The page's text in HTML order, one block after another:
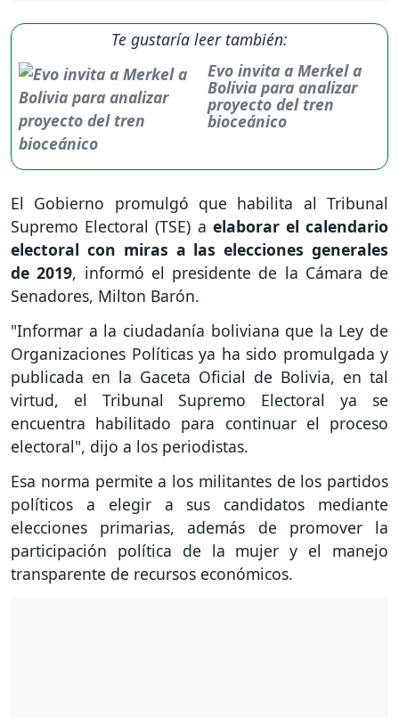
Te gustaría leer también:
Evo invita a Merkel a
Bolivia para analizar
proyecto del tren
bioceánico
El Gobierno promulgó que habilita al Tribunal
Supremo Electoral (TSE) a elaborar el calendario
electoral con miras a las elecciones generales
de 2019, informó el presidente de la Cámara de
Senadores, Milton Barón.
"Informar a la ciudadanía boliviana que la Ley de
Organizaciones Políticas ya ha sido promulgada y
publicada en la Gaceta Oficial de Bolivia, en tal
virtud, el Tribunal Supremo Electoral ya se
encuentra habilitado para continuar el proceso
electoral", dijo a los periodistas.
Esa norma permite a los militantes de los partidos
políticos a elegir a sus candidatos mediante
elecciones primarias, además de promover la
participación política de la mujer y el manejo
transparente de recursos económicos.